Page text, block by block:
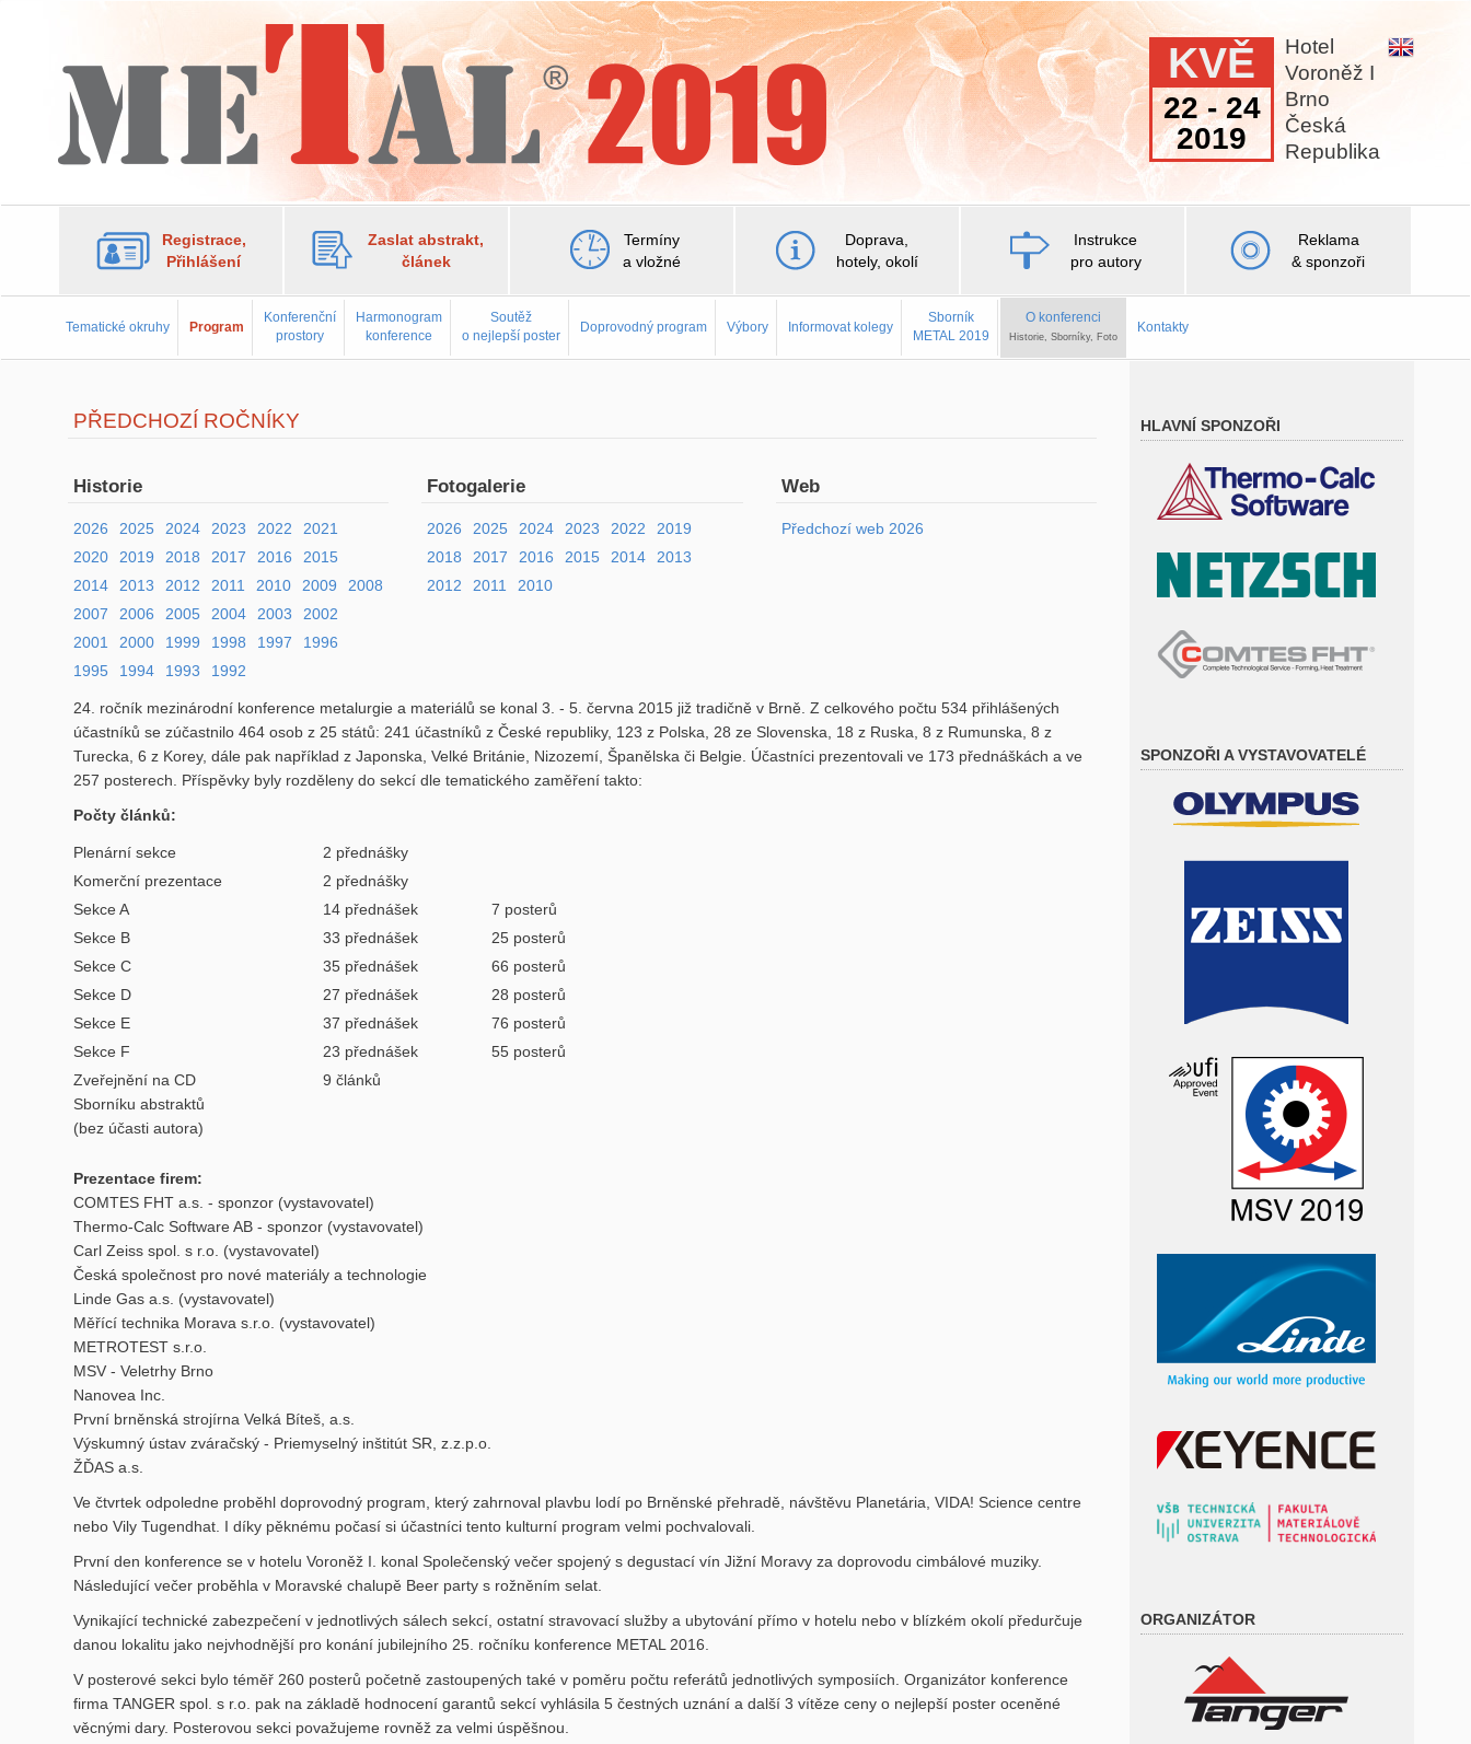
Hotel
Voroněž I
Brno
Česká
Republika
KVĚ
22 - 24
2019
Registrace,
Přihlášení
Zaslat abstrakt,
článek
Termíny
a vložné
Doprava,
hotely, okolí
Instrukce
pro autory
Reklama
& sponzoři
Tematické okruhy Program
Konferenční
prostory
Harmonogram
konference
Soutěž
o nejlepší poster
Doprovodný program Výbory Informovat kolegy
Sborník
METAL 2019
O konferenci
Historie, Sborníky, Foto
Kontakty
PŘEDCHOZÍ ROČNÍKY
Historie
2026 2025 2024 2023 2022
2021
2020
2019 2018 2017 2016
2015
2014
2013 2012 2011 2010 2009
2008
2007
2006 2005 2004 2003
2002
2001
2000 1999 1998 1997
1996
1995
1994 1993 1992
Fotogalerie
2026 2025 2024 2023 2022
2019
2018
2017 2016 2015 2014
2013
2012
2011 2010
Web
Předchozí web 2026
24. ročník mezinárodní konference metalurgie a materiálů se konal 3. - 5. června 2015 již tradičně v Brně. Z celkového počtu 534 přihlášených
účastníků se zúčastnilo 464 osob z 25 států: 241 účastníků z České republiky, 123 z Polska, 28 ze Slovenska, 18 z Ruska, 8 z Rumunska, 8 z
Turecka, 6 z Korey, dále pak například z Japonska, Velké Británie, Nizozemí, Španělska či Belgie. Účastníci prezentovali ve 173 přednáškách a ve
257 posterech. Příspěvky byly rozděleny do sekcí dle tematického zaměření takto:
Počty článků:
Plenární sekce
2 přednášky
Komerční prezentace
2 přednášky
Sekce A
14 přednášek
7 posterů
Sekce B
33 přednášek
25 posterů
Sekce C
35 přednášek
66 posterů
Sekce D
27 přednášek
28 posterů
Sekce E
37 přednášek
76 posterů
Sekce F
23 přednášek
55 posterů
Zveřejnění na CD
Sborníku abstraktů
(bez účasti autora)
9 článků
Prezentace firem:
COMTES FHT a.s. - sponzor (vystavovatel)
Thermo-Calc Software AB - sponzor (vystavovatel)
Carl Zeiss spol. s r.o. (vystavovatel)
Česká společnost pro nové materiály a technologie
Linde Gas a.s. (vystavovatel)
Měřící technika Morava s.r.o. (vystavovatel)
METROTEST s.r.o.
MSV - Veletrhy Brno
Nanovea Inc.
První brněnská strojírna Velká Bíteš, a.s.
Výskumný ústav zváračský - Priemyselný inštitút SR, z.z.p.o.
ŽĎAS a.s.
Ve čtvrtek odpoledne proběhl doprovodný program, který zahrnoval plavbu lodí po Brněnské přehradě, návštěvu Planetária, VIDA! Science centre
nebo Vily Tugendhat. I díky pěknému počasí si účastníci tento kulturní program velmi pochvalovali.
První den konference se v hotelu Voroněž I. konal Společenský večer spojený s degustací vín Jižní Moravy za doprovodu cimbálové muziky.
Následující večer proběhla v Moravské chalupě Beer party s rožněním selat.
Vynikající technické zabezpečení v jednotlivých sálech sekcí, ostatní stravovací služby a ubytování přímo v hotelu nebo v blízkém okolí předurčuje
danou lokalitu jako nejvhodnější pro konání jubilejního 25. ročníku konference METAL 2016.
V posterové sekci bylo téměř 260 posterů početně zastoupených také v poměru počtu referátů jednotlivých symposiích. Organizátor konference
firma TANGER spol. s r.o. pak na základě hodnocení garantů sekcí vyhlásila 5 čestných uznání a další 3 vítěze ceny o nejlepší poster oceněné
věcnými dary. Posterovou sekci považujeme rovněž za velmi úspěšnou.
HLAVNÍ SPONZOŘI
SPONZOŘI A VYSTAVOVATELÉ
ORGANIZÁTOR